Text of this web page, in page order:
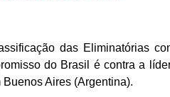
das Eliminatórias
do Brasil é contra a
Aires (Argentina).